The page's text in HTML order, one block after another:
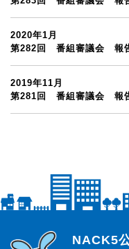
2020年1月
第282回 番組審議会 報
2019年11月
第281回 番組審議会 報
らじっと君
NACK5